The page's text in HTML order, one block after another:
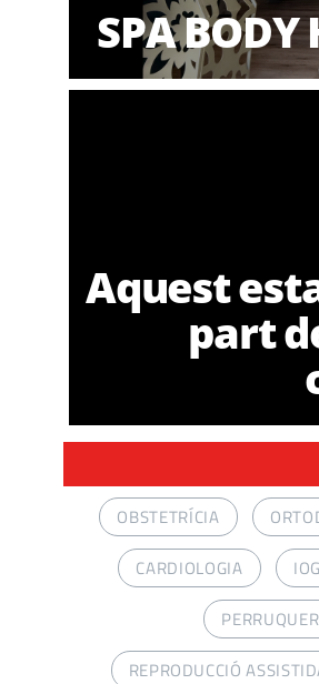
SPA
Aquest
part
OBSTETRÍCIA
CARDIOLOGIA
REPRODUCCIÓ